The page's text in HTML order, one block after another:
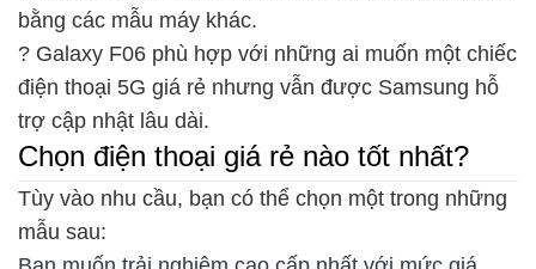
bằng các mẫu máy khác.
? Galaxy F06 phù hợp với những ai muốn một chiếc
điện thoại 5G giá rẻ nhưng vẫn được Samsung hỗ
trợ cập nhật lâu dài.
Chọn điện thoại giá rẻ nào tốt nhất?
Tùy vào nhu cầu, bạn có thể chọn một trong những
mẫu sau: